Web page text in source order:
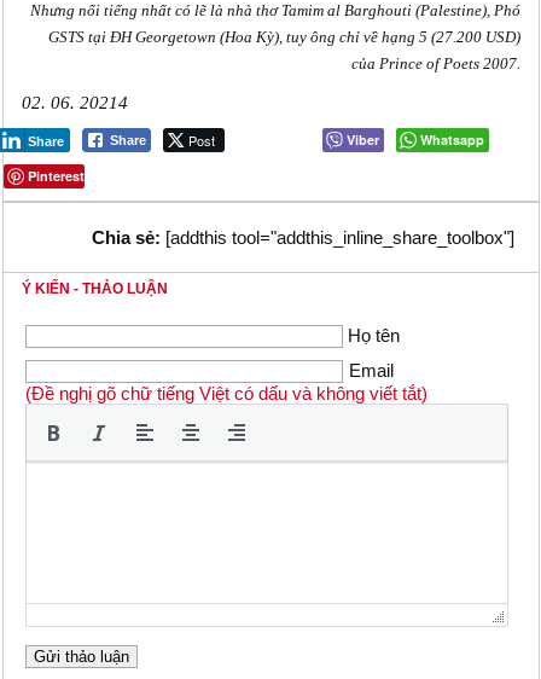
Nhưng nổi tiếng nhất có lẽ là nhà thơ Tamim al Barghouti (Palestine), Phó
GSTS tại ĐH Georgetown (Hoa Kỳ), tuy ông chỉ về hạng 5 (27.200 USD)
của Prince of Poets 2007.
02. 06. 20214
Share Post
Share Viber
Whatsapp
Pinterest
Chia sẻ: [addthis tool="addthis_inline_share_toolbox"]
Ý KIẾN - THẢO LUẬN
Họ tên
Email
(Đề nghị gõ chữ tiếng Việt có dấu và không viết tắt)